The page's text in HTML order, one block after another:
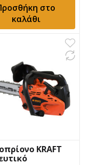
στο
καλάθι
KRAFT